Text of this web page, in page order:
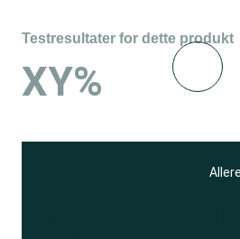
Testresultater for dette produkt
XY%